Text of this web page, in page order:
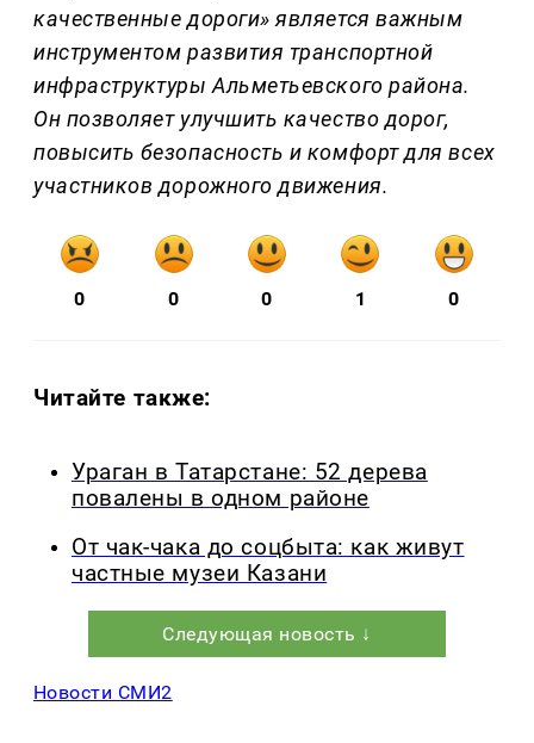
качественные дороги» является важным
инструментом развития транспортной
инфраструктуры Альметьевского района.
Он позволяет улучшить качество дорог,
повысить безопасность и комфорт для всех
участников дорожного движения.
0 0 0 1 0
Читайте также:
Ураган в Татарстане: 52 дерева
повалены в одном районе
От чак-чака до соцбыта: как живут
частные музеи Казани
Следующая новость ↓
Новости СМИ2